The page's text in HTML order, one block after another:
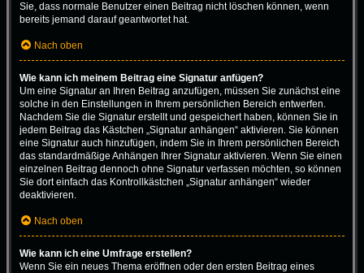
Sie, dass normale Benutzer einen Beitrag nicht löschen können, wenn
bereits jemand darauf geantwortet hat.
Nach oben
Wie kann ich meinem Beitrag eine Signatur anfügen?
Um eine Signatur an Ihren Beitrag anzufügen, müssen Sie zunächst eine
solche in den Einstellungen in Ihrem persönlichen Bereich entwerfen.
Nachdem Sie die Signatur erstellt und gespeichert haben, können Sie in
jedem Beitrag das Kästchen „Signatur anhängen“ aktivieren. Sie können
eine Signatur auch hinzufügen, indem Sie in Ihrem persönlichen Bereich
das standardmäßige Anhängen Ihrer Signatur aktivieren. Wenn Sie einen
einzelnen Beitrag dennoch ohne Signatur verfassen möchten, so können
Sie dort einfach das Kontrollkästchen „Signatur anhängen“ wieder
deaktivieren.
Nach oben
Wie kann ich eine Umfrage erstellen?
Wenn Sie ein neues Thema eröffnen oder den ersten Beitrag eines